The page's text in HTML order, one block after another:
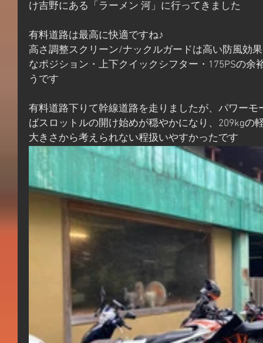
け吉野にある「ラーメン 河」に行ってきました
有料道路は最高に快適ですね♪
高さ調整スクリーン/ナックルガードは高い防風効
なポジション・上下クイックシフター・175PSの余
うです
有料道路下りて幹線道路を走りましたが、パワー
ばスロットルの開け始めが穏やかになり、209kgの
大きさから考えられない程扱いやすかったです